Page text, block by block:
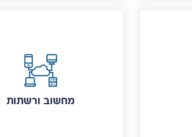
מחשוב ורשתות